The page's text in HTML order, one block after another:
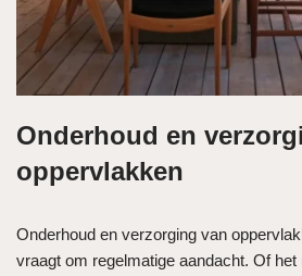
Onderhoud en
oppervlakken
Onderhoud en verzorging van
vraagt om regelmatige aandacht. Of